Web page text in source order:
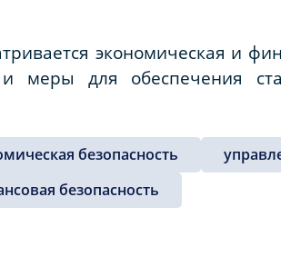
экономическая и
и меры для обеспечения
безопасность
безопасность